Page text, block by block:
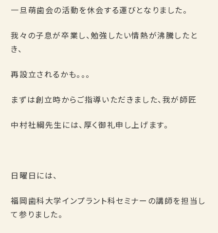
一旦萌歯会の活動を休会する運びとなりました。
我々の子息が卒業し、勉強したい情熱が沸騰したと
き、
再設立されるかも。。。
まずは創立時からご指導いただきました、我が師匠
中村社綱先生には、厚く御礼申し上げます。
日曜日には、
福岡歯科大学インプラント科セミナーの講師を担当し
て参りました。